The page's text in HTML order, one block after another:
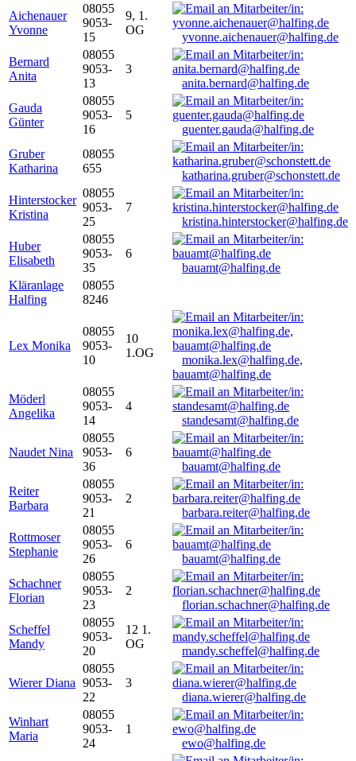
Aichenauer
Yvonne
08055
9053-
15
9, 1.
OG
yvonne.aichenauer@halfing.de
Bernard
Anita
08055
9053-
13
3
anita.bernard@halfing.de
Gauda
Günter
08055
9053-
16
5
guenter.gauda@halfing.de
Gruber
Katharina
08055
655
katharina.gruber@schonstett.de
Hinterstocker
Kristina
08055
9053-
25
7
kristina.hinterstocker@halfing.de
Huber
Elisabeth
08055
9053-
35
6
bauamt@halfing.de
Kläranlage
Halfing
08055
8246
Lex Monika
08055
9053-
10
10
1.OG
monika.lex@halfing.de,
bauamt@halfing.de
Möderl
Angelika
08055
9053-
14
4
standesamt@halfing.de
Naudet Nina
08055
9053-
36
6
bauamt@halfing.de
Reiter
Barbara
08055
9053-
21
2
barbara.reiter@halfing.de
Rottmoser
Stephanie
08055
9053-
26
6
bauamt@halfing.de
Schachner
Florian
08055
9053-
23
2
florian.schachner@halfing.de
Scheffel
Mandy
08055
9053-
20
12 1.
OG
mandy.scheffel@halfing.de
Wierer Diana
08055
9053-
22
3
diana.wierer@halfing.de
Winhart
Maria
08055
9053-
24
1
ewo@halfing.de